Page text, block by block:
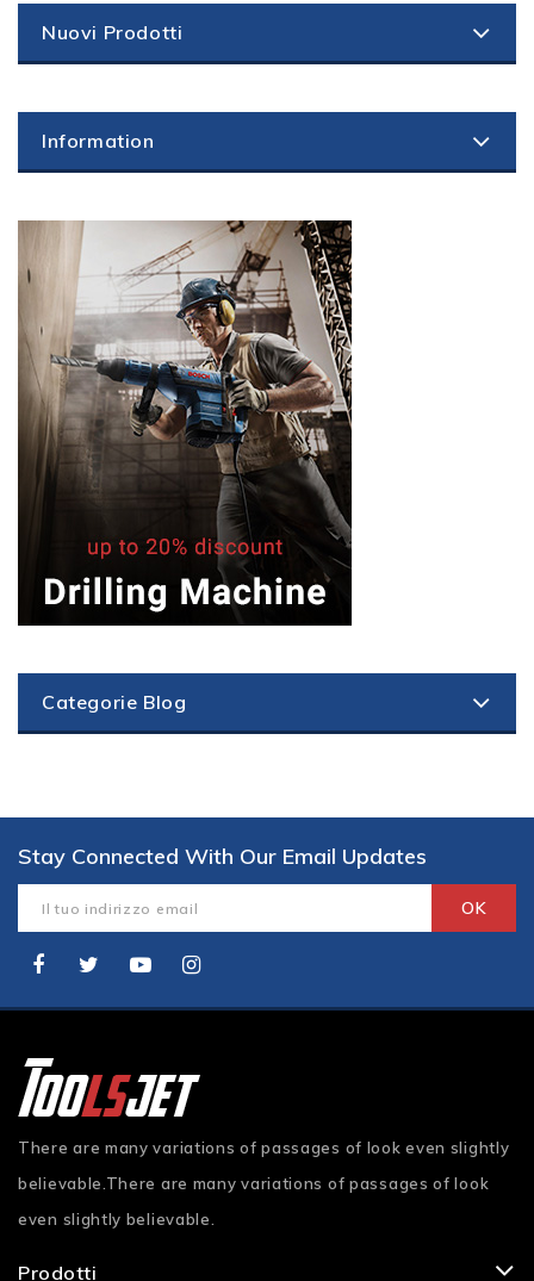
Nuovi Prodotti
Information
Categorie Blog
Stay Connected With Our Email Updates
There are many variations of passages of look even slightly
believable.There are many variations of passages of look
even slightly believable.
Prodotti